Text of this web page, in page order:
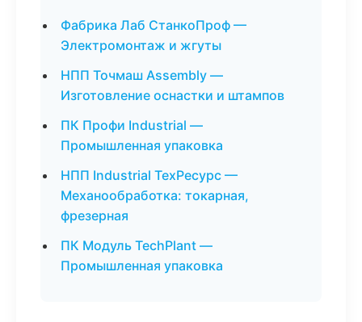
Фабрика Лаб СтанкоПроф —
Электромонтаж и жгуты
НПП Точмаш Assembly —
Изготовление оснастки и штампов
ПК Профи Industrial —
Промышленная упаковка
НПП Industrial ТехРесурс —
Механообработка: токарная,
фрезерная
ПК Модуль TechPlant —
Промышленная упаковка